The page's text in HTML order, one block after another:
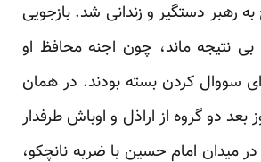
رهبر دستگیر و زندانی شد. بازجویی
نتیجه ماند، چون اجنه محافظ او
سووال کردن بسته بودند. در همان
بعد دو گروه از اراذل و اوباش طرفدار
میدان امام حسین با ضربه نانچکو،